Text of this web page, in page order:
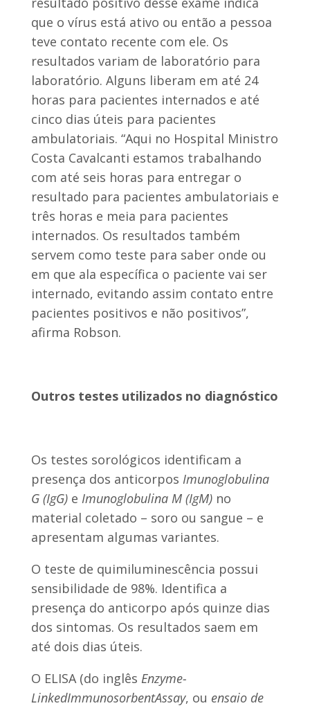
que o vírus está ativo ou então a pessoa
teve contato recente com ele. Os
resultados variam de laboratório para
laboratório. Alguns liberam em até 24
horas para pacientes internados e até
cinco dias úteis para pacientes
ambulatoriais. “Aqui no Hospital Ministro
Costa Cavalcanti estamos trabalhando
com até seis horas para entregar o
resultado para pacientes ambulatoriais e
três horas e meia para pacientes
internados. Os resultados também
servem como teste para saber onde ou
em que ala específica o paciente vai ser
internado, evitando assim contato entre
pacientes positivos e não positivos”,
afirma Robson.
Outros testes utilizados no diagnóstico
Os testes sorológicos identificam a
presença dos anticorpos Imunoglobulina
G (IgG)e Imunoglobulina M (IgM)no
material coletado – soro ou sangue – e
apresentam algumas variantes.
O teste de quimiluminescência possui
sensibilidade de 98%. Identifica a
presença do anticorpo após quinze dias
dos sintomas. Os resultados saem em
até dois dias úteis.
O ELISA (do inglês Enzyme-
LinkedImmunosorbentAssay, ou ensaio de